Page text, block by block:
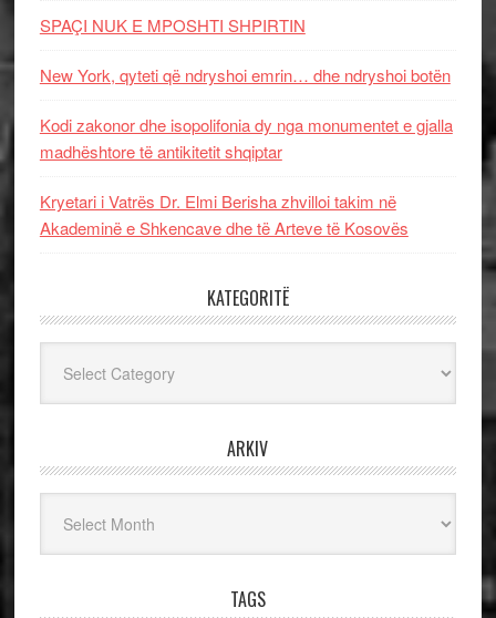
SPAÇI NUK E MPOSHTI SHPIRTIN
New York, qyteti që ndryshoi emrin… dhe ndryshoi botën
Kodi zakonor dhe isopolifonia dy nga monumentet e gjalla
madhështore të antikitetit shqiptar
Kryetari i Vatrës Dr. Elmi Berisha zhvilloi takim në
Akademinë e Shkencave dhe të Arteve të Kosovës
KATEGORITË
ARKIV
TAGS